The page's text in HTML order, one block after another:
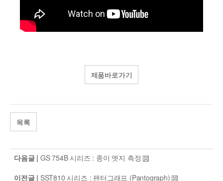
제품바로가기
목록
다음글 | GS 754B 시리즈 : 종이 엣지 측정
이전글 | SST810 시리즈 : 팬터그래프 (Pantograph)